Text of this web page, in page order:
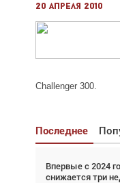
20 апреля 2010
Challenger 300.
Последнее
Впервые с 2024
снижается три
Взгляд с высоты:
спасательных